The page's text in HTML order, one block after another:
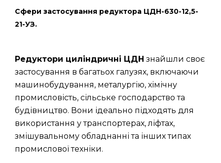
Сфери застосування редуктора ЦДН-630-12,5-
21-УЗ.
Редуктори циліндричні ЦДН знайшли своє
застосування в багатьох галузях, включаючи
машинобудування, металургію, хімічну
промисловість, сільське господарство та
будівництво. Вони ідеально підходять для
використання у транспортерах, ліфтах,
змішувальному обладнанні та інших типах
промислової техніки.